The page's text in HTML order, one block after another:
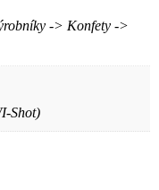
-> Konfety ->
Shot)